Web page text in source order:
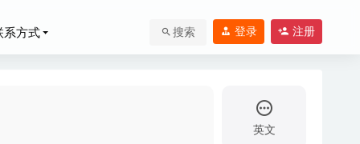
方式 搜索 登录 注册
英文